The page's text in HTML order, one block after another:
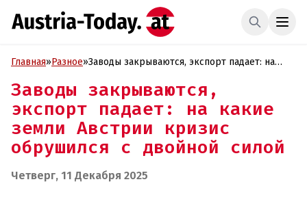
Главная»Разное»Заводы закрываются, экспорт падает: на
двойной силой
Заводы закрываются,
экспорт падает: на какие
земли Австрии кризис
обрушился с двойной силой
Четверг, 11 Декабря 2025